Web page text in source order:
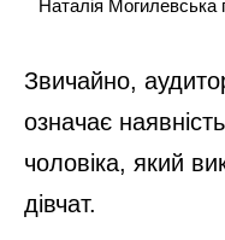
Наталія Могилевська
Звичайно,
означає
чоловіка, який
дівчат.